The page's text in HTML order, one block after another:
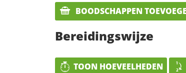
BOODSCHAPPEN
Bereidingswijze
TOON HOEVEELHEDEN